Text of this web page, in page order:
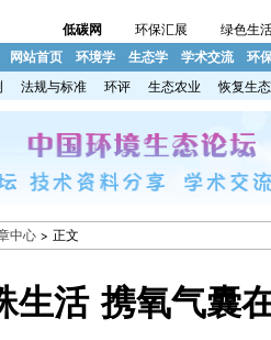
低碳网 环保汇展 绿色生
网站首页 环境学 生态学 学术交流 环
法规与标准 环评 生态农业 恢复生态
中心 > 正文
生活 携氧气囊